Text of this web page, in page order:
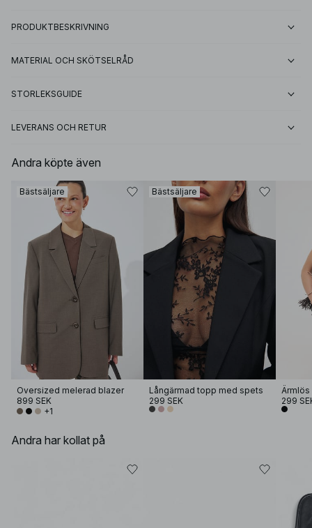
PRODUKTBESKRIVNING
MATERIAL OCH SKÖTSELRÅD
STORLEKSGUIDE
LEVERANS OCH RETUR
Andra köpte även
Bästsäljare
Oversized melerad blazer
899 SEK
+1
Bästsäljare
Långärmad topp med spets
299 SEK
299
Andra har kollat på